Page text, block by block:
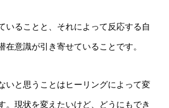
いることと、それによって反応する自
在意識が引き寄せていることです。
いと思うことはヒーリングによって変
。現状を変えたいけど、どうにもでき